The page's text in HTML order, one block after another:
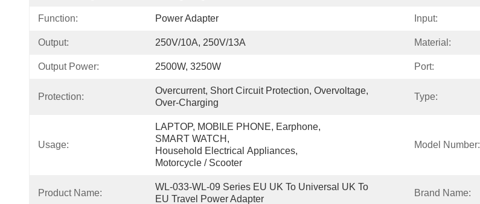
Function: Power Adapter Input:
Output: 250V/10A, 250V/13A Material:
Output Power: 2500W, 3250W Port:
Protection:
Overcurrent, Short Circuit Protection, Overvoltage,
Over-Charging
Type:
Usage:
LAPTOP, MOBILE PHONE, Earphone,
SMART WATCH,
Household Electrical Appliances,
Motorcycle / Scooter
Model Number:
Product Name:
WL-033-WL-09 Series EU UK To Universal UK To
EU Travel Power Adapter
Brand Name: